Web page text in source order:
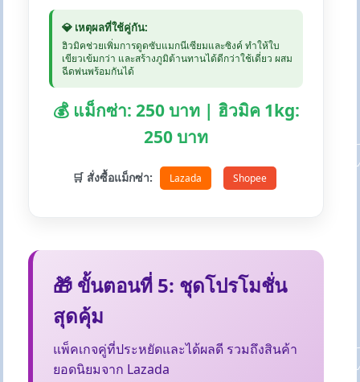
💎 เหตุผลที่ใช้คู่กัน:
ฮิวมิคช่วยเพิ่มการดูดซับแมกนีเซียมและซิงค์ ทำให้ใบ
เขียวเข้มกว่า และสร้างภูมิต้านทานได้ดีกว่าใช้เดี่ยว ผสม
ฉีดพ่นพร้อมกันได้
💰 แม็กซ่า: 250 บาท | ฮิวมิค 1kg:
250 บาท
🛒 สั่งซื้อแม็กซ่า: Lazada Shopee
🎁 ขั้นตอนที่ 5: ชุดโปรโมชั่น
สุดคุ้ม
แพ็คเกจคู่ที่ประหยัดและได้ผลดี รวมถึงสินค้า
ยอดนิยมจาก Lazada